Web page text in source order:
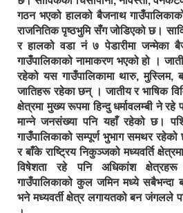
गठन भएको हालको बैजनाथ
राजनितिक पृष्ठभुमि सँग जोडिएको छ।
र हालको वडा नं ७ पेडारीमा जन्मेका
गाउँपालिकाको नामाकरण भएको हो ।
रहेको यस गाउँपालिकामा थारु, मुस्लिम,
जातिहरू रहेका छन् । जातीय र भाषिक
क्षेत्रमा मुख्य रूपमा हिन्दु धर्मावलम्बी ने
मान्ने जनसंख्या पनि यहाँ रहेको छ।
गाउँपालिकाको सम्पूर्ण भुभाग समथर रहेको
र बाँके राष्ट्रिय निकुञ्जको मध्यवर्ति
विषेशता रहे पनि अधिकांश
गाउँपालिकाको कुल जमिन मध्ये सबैभन्दा
भने मध्यवर्ती क्षेत्र लगायतको बन जंगलले